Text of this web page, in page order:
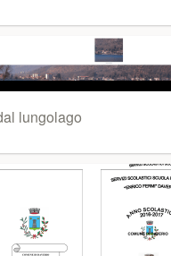
lungolago